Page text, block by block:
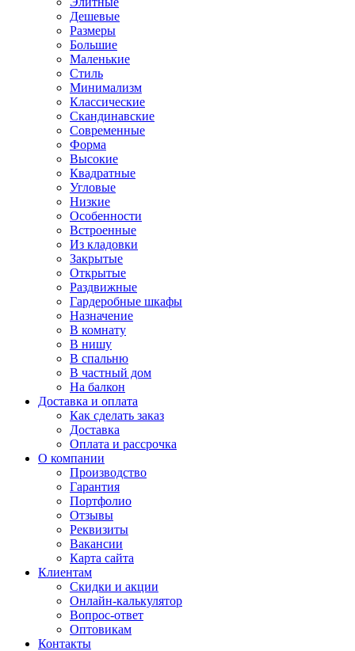
Дешевые
Размеры
Большие
Маленькие
Стиль
Минимализм
Классические
Скандинавские
Современные
Форма
Высокие
Квадратные
Угловые
Низкие
Особенности
Встроенные
Из кладовки
Закрытые
Открытые
Раздвижные
Гардеробные шкафы
Назначение
В комнату
В нишу
В спальню
В частный дом
На балкон
Доставка и оплата
Как сделать заказ
Доставка
Оплата и рассрочка
О компании
Производство
Гарантия
Портфолио
Отзывы
Реквизиты
Вакансии
Карта сайта
Клиентам
Скидки и акции
Онлайн-калькулятор
Вопрос-ответ
Оптовикам
Контакты